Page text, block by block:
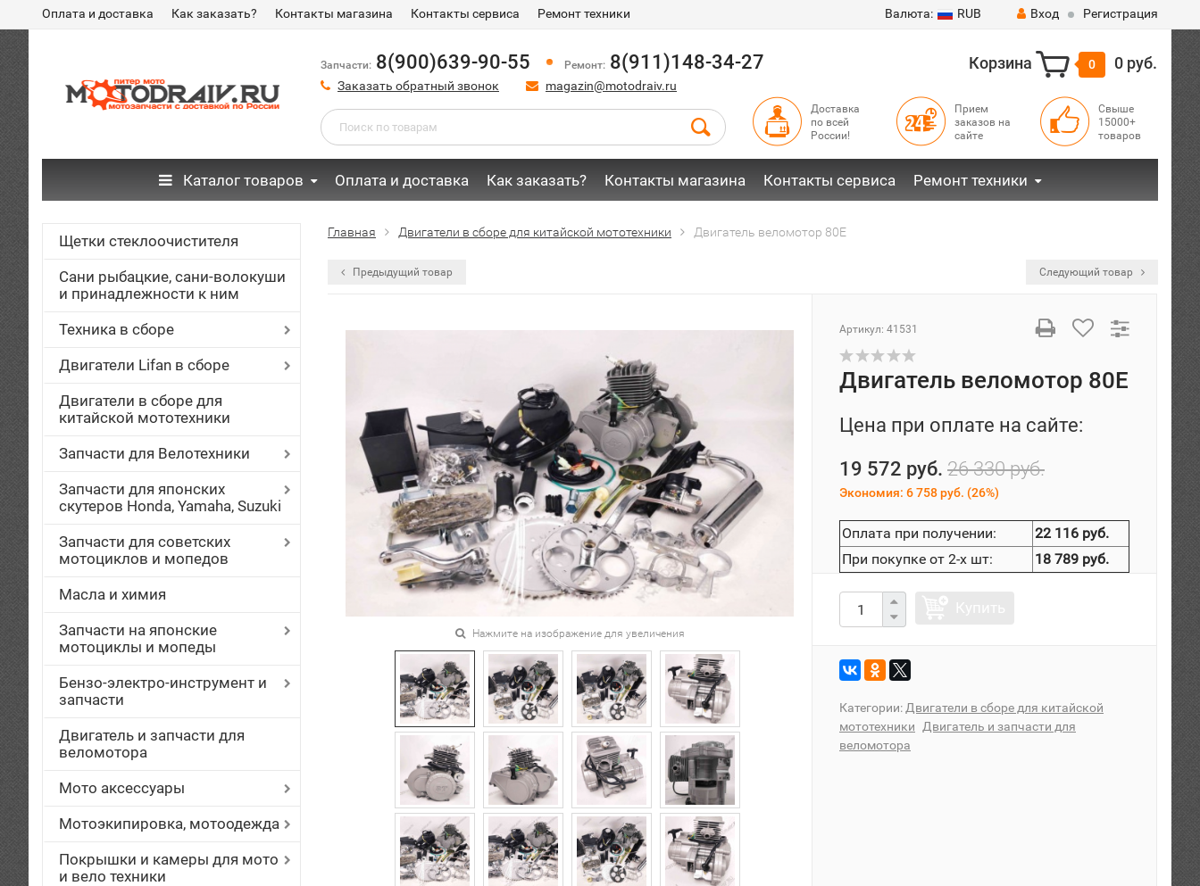
Оплата и доставка Как заказать? Контакты магазина Контакты сервиса Ремонт техники Валюта: RUB Вход Регистрация
Запчасти: 8(900)639-90-55 Ремонт: 8(911)148-34-27
Заказать обратный звонок magazin@motodraiv.ru
Корзина 0 0 руб.
Доставка
по всей
России!
Прием
заказов на
сайте
Свыше
15000+
товаров
Каталог товаров Оплата и доставка Как заказать? Контакты магазина Контакты сервиса Ремонт техники
Щетки стеклоочистителя
Сани рыбацкие, сани-волокуши
и принадлежности к ним
Техника в сборе
Двигатели Lifan в сборе
Двигатели в сборе для
китайской мототехники
Запчасти для Велотехники
Запчасти для японских
скутеров Honda, Yamaha, Suzuki
Запчасти для советских
мотоциклов и мопедов
Масла и химия
Запчасти на японские
мотоциклы и мопеды
Бензо-электро-инструмент и
запчасти
Двигатель и запчасти для
веломотора
Мото аксессуары
Мотоэкипировка, мотоодежда
Покрышки и камеры для мото
и вело техники
Главная Двигатели в сборе для китайской мототехники Двигатель веломотор 80Е
Предыдущий товар Следующий товар
Нажмите на изображение для увеличения
Артикул: 41531
Двигатель веломотор 80Е
Цена при оплате на сайте:
19 572 руб. 26 330 руб.
Экономия: 6 758 руб. (26%)
Оплата при получении:
22 116 руб.
При покупке от 2-х шт:
18 789 руб.
Категории: Двигатели в сборе для китайской
мототехники
Двигатель и запчасти для
веломотора